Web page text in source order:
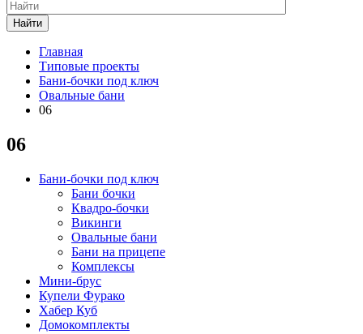
Найти
Главная
Типовые проекты
Бани-бочки под ключ
Овальные бани
06
06
Бани-бочки под ключ
Бани бочки
Квадро-бочки
Викинги
Овальные бани
Бани на прицепе
Комплексы
Мини-брус
Купели Фурако
Хабер Куб
Домокомплекты